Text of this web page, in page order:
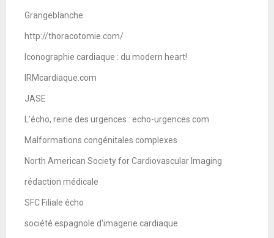
Grangeblanche
http://thoracotomie.com/
Iconographie cardiaque : du modern heart!
IRMcardiaque.com
JASE
L'écho, reine des urgences : echo-urgences.com
Malformations congénitales complexes
North American Society for Cardiovascular Imaging
rédaction médicale
SFC Filiale écho
société espagnole d'imagerie cardiaque